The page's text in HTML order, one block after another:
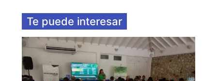
Te puede interesar